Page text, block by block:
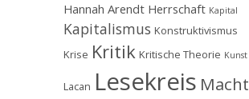
Hannah Arendt Herrschaft Kapital
Kapitalismus Konstruktivismus
Krise Kritik Kritische Theorie Kunst
Lacan Lesekreis Macht